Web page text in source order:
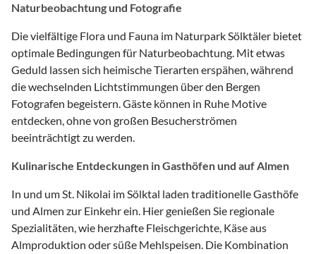
Naturbeobachtung und Fotografie
Die vielfältige Flora und Fauna im Naturpark Sölktäler bietet
optimale Bedingungen für Naturbeobachtung. Mit etwas
Geduld lassen sich heimische Tierarten erspähen, während
die wechselnden Lichtstimmungen über den Bergen
Fotografen begeistern. Gäste können in Ruhe Motive
entdecken, ohne von großen Besucherströmen
beeinträchtigt zu werden.
Kulinarische Entdeckungen in Gasthöfen und auf Almen
In und um St. Nikolai im Sölktal laden traditionelle Gasthöfe
und Almen zur Einkehr ein. Hier genießen Sie regionale
Spezialitäten, wie herzhafte Fleischgerichte, Käse aus
Almproduktion oder süße Mehlspeisen. Die Kombination